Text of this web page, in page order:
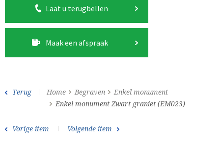
Laat u terugbellen
Maak een afspraak
Terug Home Begraven
Enkel monument
Enkel monument Zwart graniet (EM023)
Vorige item Volgende item